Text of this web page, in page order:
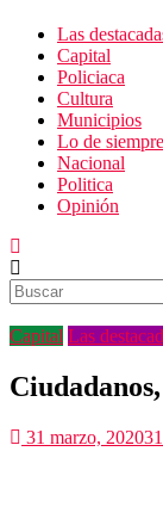
Las
Capital
Policiaca
Cultura
Municipios
Lo de siempre
Nacional
Politica
Opinión
Capital Las
31 marzo, 2020